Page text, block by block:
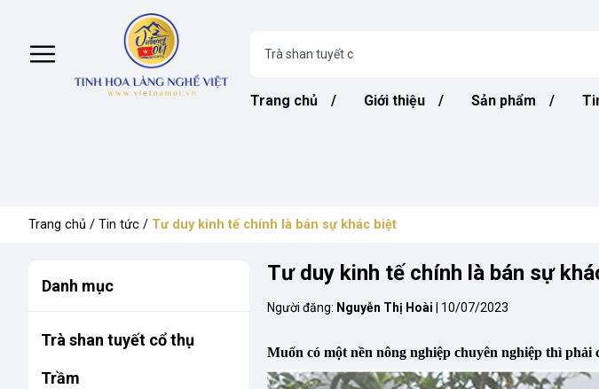
Trang chủ Giới thiệu Sản phẩm
Trang chủ / Tin tức / Tư duy kinh tế chính là bán sự khác biệt
Tư duy kinh tế chính là bán sự
Người đăng: Nguyễn Thị Hoài 10/07/2023
Muốn có một nền nông nghiệp chuyên nghiệp thì
Danh mục
Trà shan tuyết cổ thụ
Trầm